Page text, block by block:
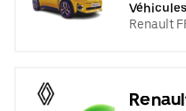
Renault